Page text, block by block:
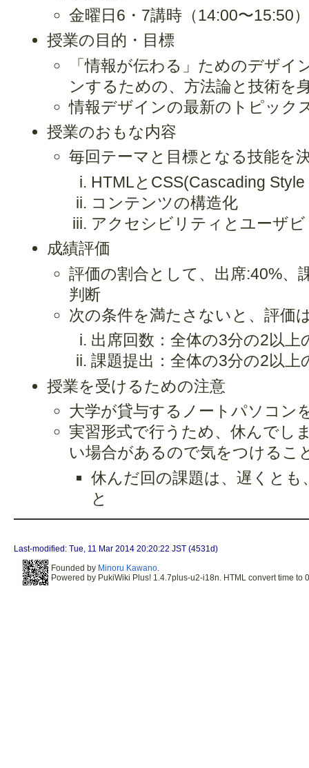
金曜日6・7講時（14:00〜15:50
授業の目的・目標
「情報が伝わる」ためのデザ
ンするための、方法論と技術を
情報デザインの最新のトピック
授業のおもな内容
毎回テーマと目標となる技能を
HTMLとCSS(Cascading Style
コンテンツの構造化
アクセシビリティとユーザ
成績評価
評価の割合として、出席:40%、
判断
次の条件を満たさないと、評価
出席回数：全体の3分の2以上
課題提出：全体の3分の2以上
授業を受けるための注意
大学が貸与するノートパソコン
実習形式で行うため、休んでし
い場合があるので気をつけるこ
休んだ回の課題は、遅くと
と
Last-modified: Tue, 11 Mar 2014 20:20:22 JST (4531d)
Founded by Minoru Kawano
Powered by PukiWiki Plus! 1.4.7plus-u2-i18n. HTML convert time to